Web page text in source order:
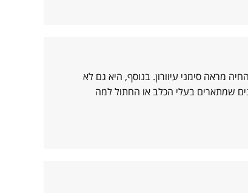
מראה סימני עיוורון. בנוסף, היא גם לא
שמתארים בעלי הכלב או החתול למה